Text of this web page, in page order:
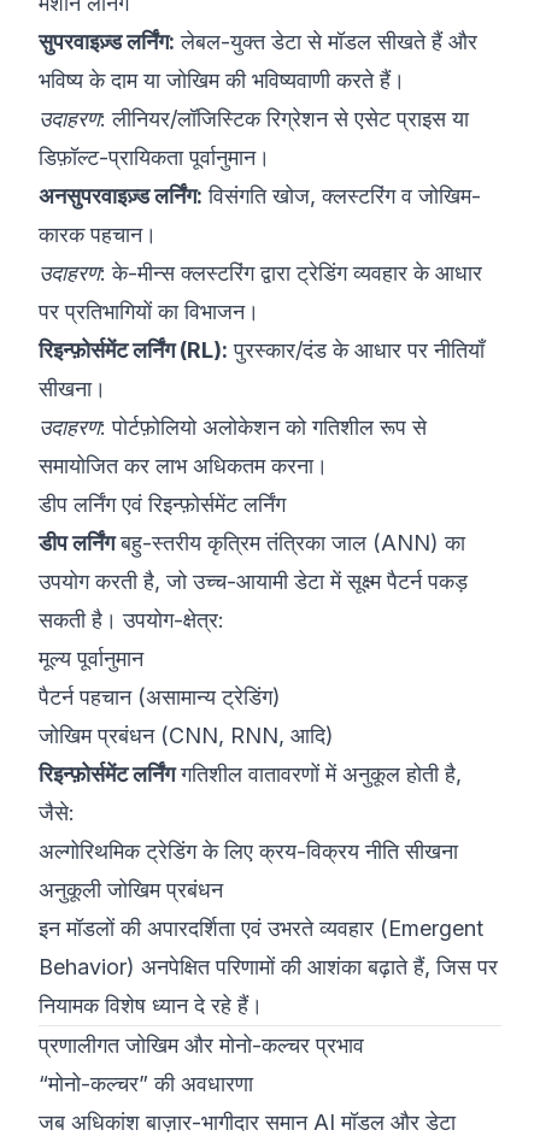
सुपरवाइज़्ड लर्निंग: लेबल-युक्त डेटा से मॉडल सीखते हैं और
भविष्य के दाम या जोखिम की भविष्यवाणी करते हैं।
उदाहरण: लीनियर/लॉजिस्टिक रिग्रेशन से एसेट प्राइस या
डिफ़ॉल्ट-प्रायिकता पूर्वानुमान।
अनसुपरवाइज़्ड लर्निंग: विसंगति खोज, क्लस्टरिंग व जोखिम-
कारक पहचान।
उदाहरण: के-मीन्स क्लस्टरिंग द्वारा ट्रेडिंग व्यवहार के आधार
पर प्रतिभागियों का विभाजन।
रिइन्फ़ोर्समेंट लर्निंग (RL): पुरस्कार/दंड के आधार पर नीतियाँ
सीखना।
उदाहरण: पोर्टफ़ोलियो अलोकेशन को गतिशील रूप से
समायोजित कर लाभ अधिकतम करना।
डीप लर्निंग एवं रिइन्फ़ोर्समेंट लर्निंग
डीप लर्निंगबहु-स्तरीय कृत्रिम तंत्रिका जाल (ANN) का
उपयोग करती है, जो उच्च-आयामी डेटा में सूक्ष्म पैटर्न पकड़
सकती है। उपयोग-क्षेत्र:
मूल्य पूर्वानुमान
पैटर्न पहचान (असामान्य ट्रेडिंग)
जोखिम प्रबंधन (CNN, RNN, आदि)
रिइन्फ़ोर्समेंट लर्निंगगतिशील वातावरणों में अनुकूल होती है,
जैसे:
अल्गोरिथमिक ट्रेडिंग के लिए क्रय-विक्रय नीति सीखना
अनुकूली जोखिम प्रबंधन
इन मॉडलों की अपारदर्शिता एवं उभरते व्यवहार (Emergent
Behavior) अनपेक्षित परिणामों की आशंका बढ़ाते हैं, जिस पर
नियामक विशेष ध्यान दे रहे हैं।
प्रणालीगत जोखिम और मोनो-कल्चर प्रभाव
“मोनो-कल्चर” की अवधारणा
जब अधिकांश बाज़ार-भागीदार समान AI मॉडल और डेटा